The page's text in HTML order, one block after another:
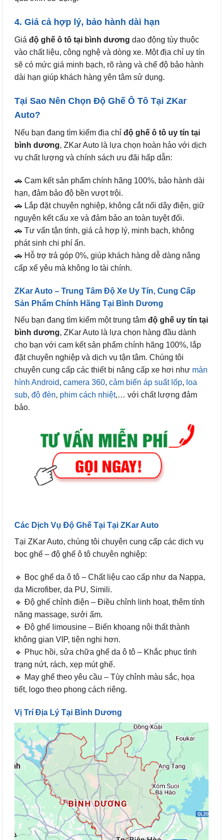
4. Giá cả hợp lý, bảo hành dài hạn
Giá độ ghế ô tô tại bình dương dao động tùy thuộc
vào chất liệu, công nghệ và dòng xe. Một địa chỉ uy tín
sẽ có mức giá minh bạch, rõ ràng và chế độ bảo hành
dài hạn giúp khách hàng yên tâm sử dụng.
Tại Sao Nên Chọn Độ Ghế Ô Tô Tại ZKar
Auto?
Nếu bạn đang tìm kiếm địa chỉ độ ghế ô tô uy tín tại
bình dương, ZKar Auto là lựa chọn hoàn hảo với dịch
vụ chất lượng và chính sách ưu đãi hấp dẫn:
🚗 Cam kết sản phẩm chính hãng 100%, bảo hành dài
hạn, đảm bảo độ bền vượt trội.
🚗 Lắp đặt chuyên nghiệp, không cắt nối dây điện, giữ
nguyên kết cấu xe và đảm bảo an toàn tuyệt đối.
🚗 Tư vấn tận tình, giá cả hợp lý, minh bạch, không
phát sinh chi phí ẩn.
🚗 Hỗ trợ trả góp 0%, giúp khách hàng dễ dàng nâng
cấp xế yêu mà không lo tài chính.
ZKar Auto – Trung Tâm Độ Xe Uy Tín, Cung Cấp
Sản Phẩm Chính Hãng Tại Bình Dương
Nếu bạn đang tìm kiếm một trung tâm độ ghế uy tín tại
bình dương, ZKar Auto là lựa chọn hàng đầu dành
cho bạn với cam kết sản phẩm chính hãng 100%, lắp
đặt chuyên nghiệp và dịch vụ tận tâm. Chúng tôi
chuyên cung cấp các thiết bị nâng cấp xe hơi như màn
hình Android, camera 360, cảm biến áp suất lốp, loa
sub, độ đèn, phim cách nhiệt,… với chất lượng đảm
bảo.
Các Dịch Vụ Độ Ghế Tại Tại ZKar Auto
Tại ZKar Auto, chúng tôi chuyên cung cấp các dịch vụ
bọc ghế – độ ghế ô tô chuyên nghiệp:
🔹 Bọc ghế da ô tô – Chất liệu cao cấp như da Nappa,
da Microfiber, da PU, Simili.
🔹 Độ ghế chỉnh điện – Điều chỉnh linh hoạt, thêm tính
năng massage, sưởi ấm.
🔹 Độ ghế limousine – Biến khoang nội thất thành
không gian VIP, tiện nghi hơn.
🔹 Phục hồi, sửa chữa ghế da ô tô – Khắc phục tình
trạng nứt, rách, xẹp mút ghế.
🔹 May ghế theo yêu cầu – Tùy chỉnh màu sắc, họa
tiết, logo theo phong cách riêng.
Vị Trí Địa Lý Tại Bình Dương